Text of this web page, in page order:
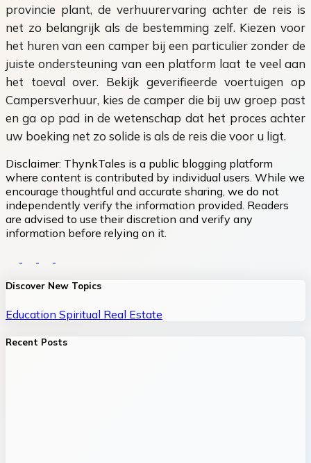
provincie plant, de verhuurervaring achter de reis is
net zo belangrijk als de bestemming zelf. Kiezen voor
het huren van een camper bij een particulier zonder de
juiste ondersteuning van een platform laat te veel aan
het toeval over. Bekijk geverifieerde voertuigen op
Campersverhuur, kies de camper die bij uw groep past
en ga op pad in de wetenschap dat het proces achter
uw boeking net zo solide is als de reis die voor u ligt.
Disclaimer: ThynkTales is a public blogging platform
where content is contributed by individual users. While we
encourage thoughtful and accurate sharing, we do not
independently verify the information provided. Readers
are advised to use their discretion and verify any
information before relying on it.
Discover New Topics
Education Spiritual Real Estate
Recent Posts